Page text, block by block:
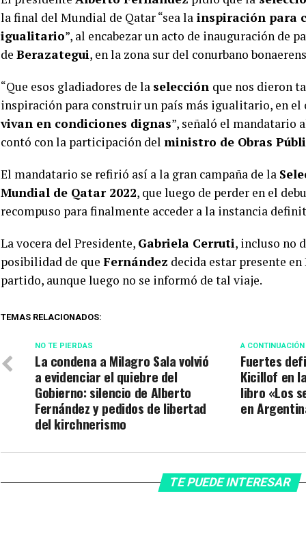
la final del Mundial de Qatar “sea la inspiración para
igualitario”, al encabezar un acto de inauguración de
de Berazategui, en la zona sur del conurbano
“Que esos gladiadores de la selección que nos dieron
inspiración para construir un país más igualitario, en el
vivan en condiciones dignas”, señaló el mandatario
contó con la participación del ministro de Obras
El mandatario se refirió así a la gran campaña de la
Mundial de Qatar 2022, que luego de perder en el
recompuso para finalmente acceder a la instancia
La vocera del Presidente, Gabriela Cerruti, incluso no
posibilidad de que Fernández decida estar presente
partido, aunque luego no se informó de tal viaje.
TEMAS RELACIONADOS:
A CONTINUACIÓN
Fuertes
Kicillof en
libro «Los
en
NO TE PIERDAS
La condena a Milagro Sala volvió
a evidenciar el quiebre del
Gobierno: silencio de Alberto
Fernández y pedidos de libertad
del kirchnerismo
TE PUEDE INTERESAR